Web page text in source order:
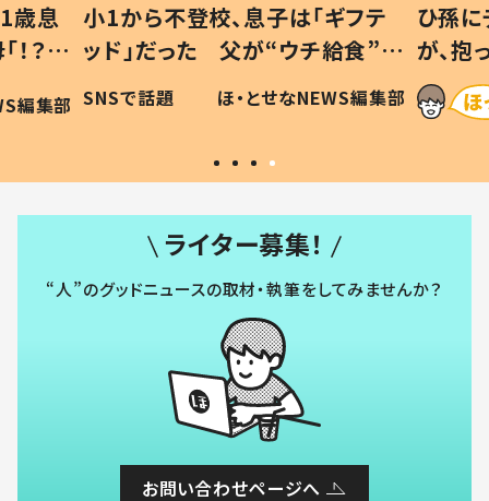
歳息
？」
編集部
小1から不登校、息子は「ギフテ
ッド」だった 父が“ウチ給食”を
作り続ける理由とは #令和の親
#令和の子
SNSで話題 ほ・とせなNEWS編集部
ひ孫
が、
「涙が
い」
ライター募集！
“人”のグッドニュースの取材・執筆をしてみませんか？
お問い合わせページへ